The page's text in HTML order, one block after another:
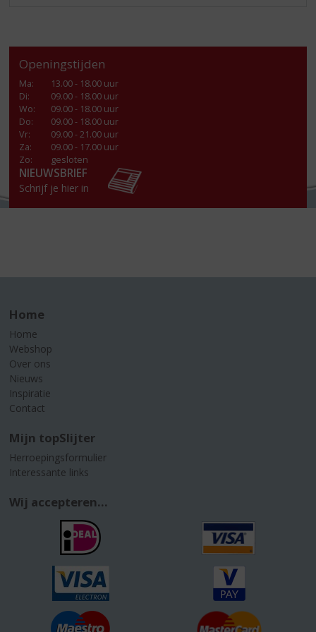
Openingstijden
Ma:
13.00 - 18.00 uur
Di:
09.00 - 18.00 uur
Wo:
09.00 - 18.00 uur
Do:
09.00 - 18.00 uur
Vr:
09.00 - 21.00 uur
Za:
09.00 - 17.00 uur
Zo:
gesloten
NIEUWSBRIEF
Schrijf je hier in
Home
Home
Webshop
Over ons
Nieuws
Inspiratie
Contact
Mijn topSlijter
Herroepingsformulier
Interessante links
Wij accepteren...